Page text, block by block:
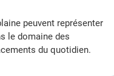
peuvent représenter
le domaine des
du quotidien.